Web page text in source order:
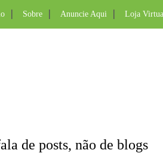
Sobre Anuncie Aqui Loja
de posts, não de blogs